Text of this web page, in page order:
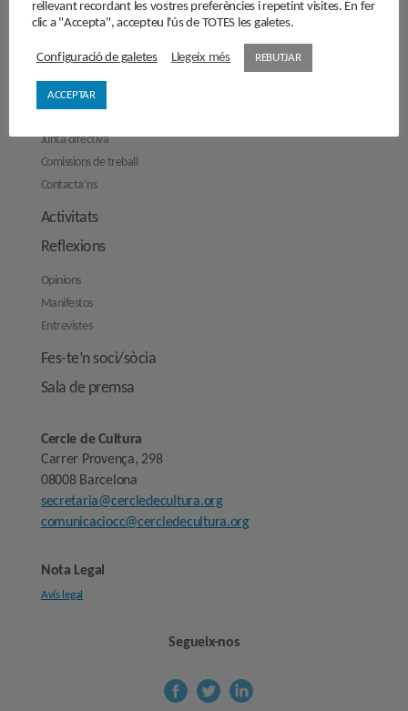
El Cercle
Història
Junta directiva
Comissions de treball
Contacta’ns
Activitats
Reflexions
Opinions
Manifestos
Entrevistes
Fes-te’n soci/sòcia
Sala de premsa
Cercle de Cultura
Carrer Provença, 298
08008 Barcelona
secretaria@cercledecultura.org
comunicaciocc@cercledecultura.org
Nota Legal
Avís legal
Segueix-nos
rellevant recordant les vostres preferències i repetint visites. En fer
clic a "Accepta", accepteu l'ús de TOTES les galetes.
Configuració de galetes Llegeix més REBUTJAR
ACCEPTAR